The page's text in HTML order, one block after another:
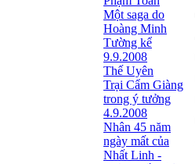
Một saga do
Hoàng Minh
Tường kể
9.9.2008
Thế Uyên
Trại Cẩm Giàng
trong ý tưởng
4.9.2008
Nhân 45 năm
ngày mất của
Nhất Linh -